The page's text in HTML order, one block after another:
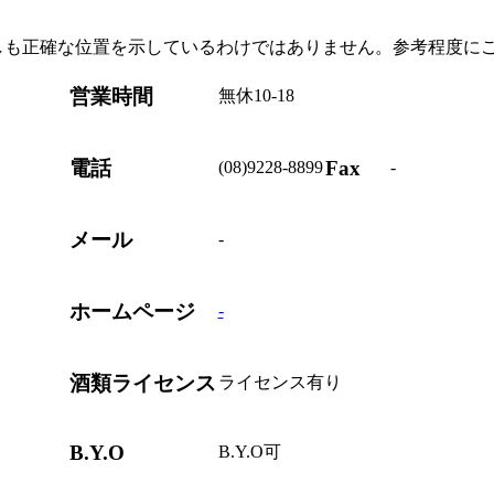
正確な位置を示しているわけではありません。参考程度に
営業時間 無休10-18
電話 (08)9228-8899Fax -
メール -
ホームページ -
酒類ライセンス ライセンス有り
B.Y.O B.Y.O可